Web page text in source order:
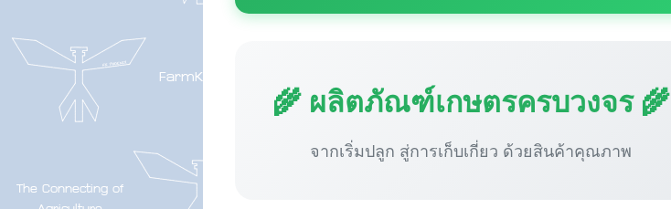
🌾 ผลิตภัณฑ์เกษตรครบวงจร 🌾
จากเริ่มปลูก สู่การเก็บเกี่ยว ด้วยสินค้าคุณภาพ